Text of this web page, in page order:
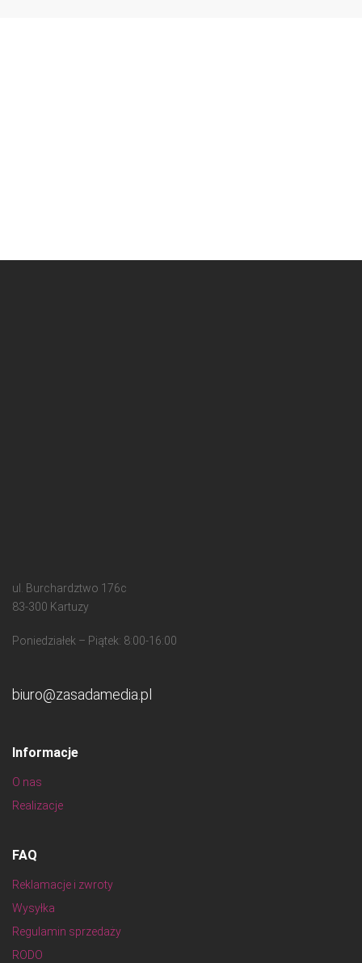
ul. Burchardztwo 176c
83-300 Kartuzy
Poniedziałek – Piątek: 8:00-16:00
biuro@zasadamedia.pl
Informacje
O nas
Realizacje
FAQ
Reklamacje i zwroty
Wysyłka
Regulamin sprzedaży
RODO